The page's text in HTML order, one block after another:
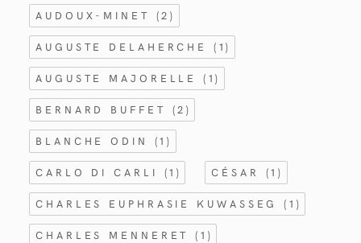
AUDOUX-MINET (2)
AUGUSTE DELAHERCHE(1)
AUGUSTE MAJORELLE(1)
BERNARD BUFFET (2)
BLANCHE ODIN (1)
CARLO DI CARLI (1) CÉSAR (1)
CHARLES EUPHRASIE KUWASSEG(1)
CHARLES MENNERET(1)